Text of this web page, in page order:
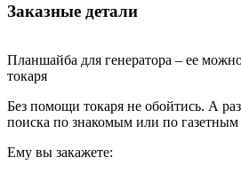
Заказные детали
Планшайба для генератора – ее можно
токаря
Без помощи токаря не обойтись. А
поиска по знакомым или по газетным
Ему вы закажете: